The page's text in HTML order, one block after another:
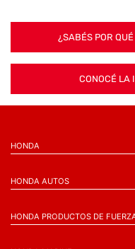
CONOCÉ LA
¿SABÉS POR
HONDA
HONDA AUTOS
HONDA PRODUCTOS DE